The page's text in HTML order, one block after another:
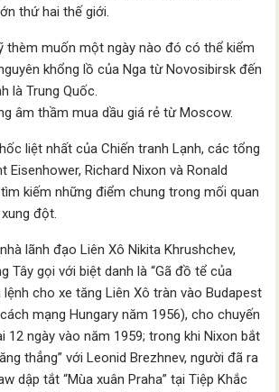
thứ hai thế giới.
thèm muốn một ngày nào đó có thể kiểm
khổng lồ của Nga từ Novosibirsk đến
là Trung Quốc.
âm thầm mua dầu giá rẻ từ Moscow.
liệt nhất của Chiến tranh Lạnh, các tổng
Eisenhower, Richard Nixon và Ronald
kiếm những điểm chung trong mối quan
đột.
lãnh đạo Liên Xô Nikita Khrushchev,
Tây gọi với biệt danh là “Gã đồ tể của
lệnh cho xe tăng Liên Xô tràn vào Budapest
mạng Hungary năm 1956), cho chuyến
12 ngày vào năm 1959; trong khi Nixon bắt
thẳng” với Leonid Brezhnev, người đã ra
dập tắt “Mùa xuân Praha” tại Tiệp Khắc